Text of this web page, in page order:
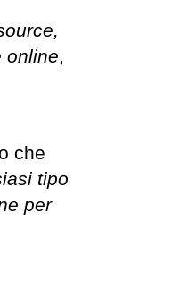
online,
che
tipo
per